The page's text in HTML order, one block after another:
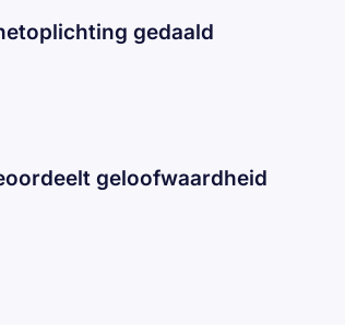
gedaald
geloofwaardheid